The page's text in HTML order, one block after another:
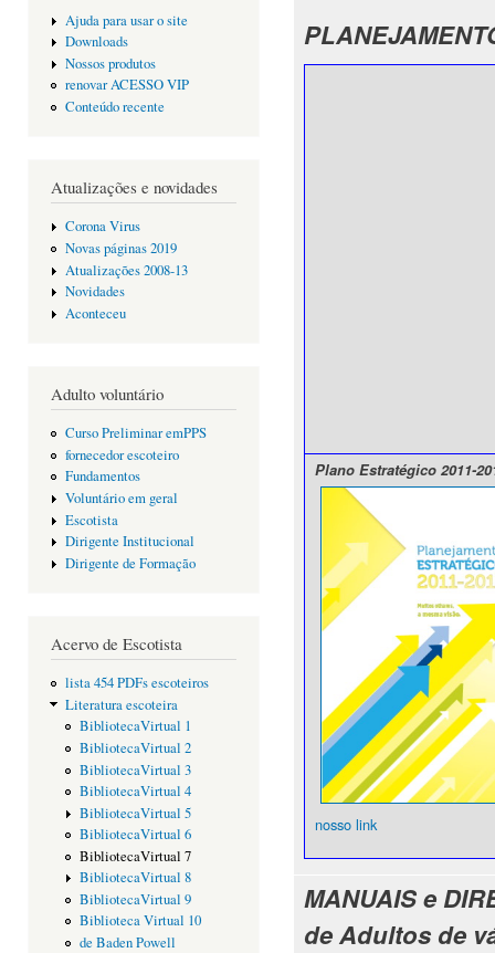
Ajuda para usar o site
Downloads
Nossos produtos
renovar ACESSO VIP
Conteúdo recente
Atualizações e novidades
Corona Virus
Novas páginas 2019
Atualizações 2008-13
Novidades
Aconteceu
Adulto voluntário
Curso Preliminar emPPS
fornecedor escoteiro
Fundamentos
Voluntário em geral
Escotista
Dirigente Institucional
Dirigente de Formação
Acervo de Escotista
lista 454 PDFs escoteiros
Literatura escoteira
BibliotecaVirtual 1
BibliotecaVirtual 2
BibliotecaVirtual 3
BibliotecaVirtual 4
BibliotecaVirtual 5
BibliotecaVirtual 6
BibliotecaVirtual 7
BibliotecaVirtual 8
BibliotecaVirtual 9
Biblioteca Virtual 10
de Baden Powell
Plano Estratégico 2011-
nosso link
MANUAIS e
de Adultos de